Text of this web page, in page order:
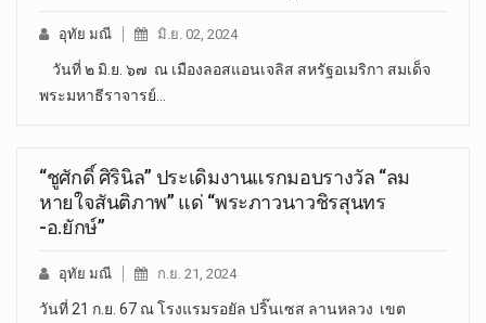
อุทัย มณี มิ.ย. 02, 2024
วันที่ ๒ มิ.ย. ๖๗ ณ เมืองลอสแอนเจลิส สหรัฐอเมริกา สมเด็จ
พระมหาธีราจารย์…
“ชูศักดิ์ ศิรินิล” ประเดิมงานแรกมอบรางวัล “ลม
หายใจสันติภาพ” แด่ “พระภาวนาวชิรสุนทร
-อ.ยักษ์”
อุทัย มณี ก.ย. 21, 2024
วันที่ 21 ก.ย. 67 ณ โรงแรมรอยัล ปริ๊นเซส ลานหลวง เขต